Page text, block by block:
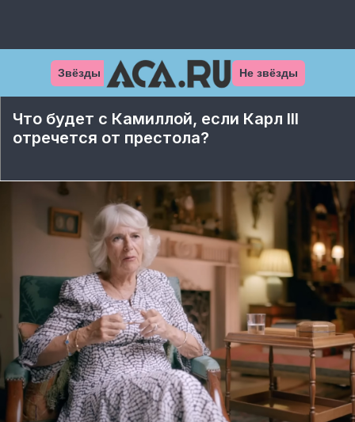
Звёзды Не звёзды
Что будет с Камиллой, если Карл III
отречется от престола?